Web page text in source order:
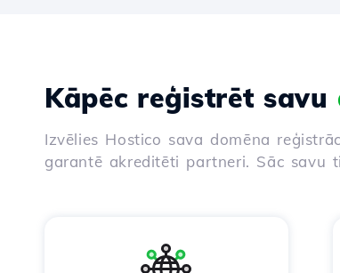
Kāpēc reģistrēt savu
Izvēlies Hostico sava domēna
garantē akreditēti partneri. Sāc savu